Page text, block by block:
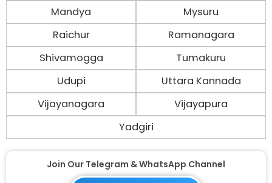
Mandya
Mysuru
Raichur
Ramanagara
Shivamogga
Tumakuru
Udupi
Uttara Kannada
Vijayanagara
Vijayapura
Yadgiri
Join Our Telegram & WhatsApp Channel